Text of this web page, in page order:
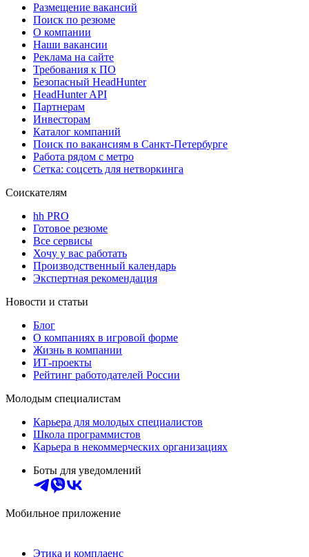
Размещение вакансий
Поиск по резюме
О компании
Наши вакансии
Реклама на сайте
Требования к ПО
Безопасный HeadHunter
HeadHunter API
Партнерам
Инвесторам
Каталог компаний
Поиск по вакансиям в Санкт-Петербурге
Работа рядом с метро
Сетка: соцсеть для нетворкинга
Соискателям
hh PRO
Готовое резюме
Все сервисы
Хочу у вас работать
Производственный календарь
Экспертная рекомендация
Новости и статьи
Блог
О компаниях в игровой форме
Жизнь в компании
ИТ-проекты
Рейтинг работодателей России
Молодым специалистам
Карьера для молодых специалистов
Школа программистов
Карьера в некоммерческих организациях
Боты для уведомлений
Мобильное приложение
Этика и комплаенс